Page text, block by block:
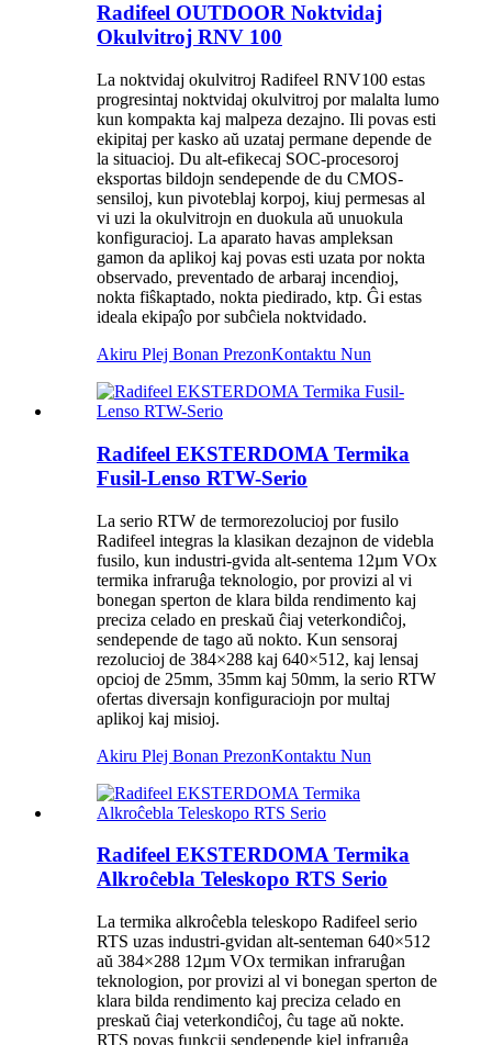
Radifeel OUTDOOR Noktvidaj
Okulvitroj RNV 100
La noktvidaj okulvitroj Radifeel RNV100 estas
progresintaj noktvidaj okulvitroj por malalta lumo
kun kompakta kaj malpeza dezajno. Ili povas esti
ekipitaj per kasko aŭ uzataj permane depende de
la situacioj. Du alt-efikecaj SOC-procesoroj
eksportas bildojn sendepende de du CMOS-
sensiloj, kun pivoteblaj korpoj, kiuj permesas al
vi uzi la okulvitrojn en duokula aŭ unuokula
konfiguracioj. La aparato havas ampleksan
gamon da aplikoj kaj povas esti uzata por nokta
observado, preventado de arbaraj incendioj,
nokta fiŝkaptado, nokta piedirado, ktp. Ĝi estas
ideala ekipaĵo por subĉiela noktvidado.
Akiru Plej Bonan PrezonKontaktu Nun
Radifeel EKSTERDOMA Termika
Fusil-Lenso RTW-Serio
La serio RTW de termorezolucioj por fusilo
Radifeel integras la klasikan dezajnon de videbla
fusilo, kun industri-gvida alt-sentema 12µm VOx
termika infraruĝa teknologio, por provizi al vi
bonegan sperton de klara bilda rendimento kaj
preciza celado en preskaŭ ĉiaj veterkondiĉoj,
sendepende de tago aŭ nokto. Kun sensoraj
rezolucioj de 384×288 kaj 640×512, kaj lensaj
opcioj de 25mm, 35mm kaj 50mm, la serio RTW
ofertas diversajn konfiguraciojn por multaj
aplikoj kaj misioj.
Akiru Plej Bonan PrezonKontaktu Nun
Radifeel EKSTERDOMA Termika
Alkroĉebla Teleskopo RTS Serio
La termika alkroĉebla teleskopo Radifeel serio
RTS uzas industri-gvidan alt-senteman 640×512
aŭ 384×288 12µm VOx termikan infraruĝan
teknologion, por provizi al vi bonegan sperton de
klara bilda rendimento kaj preciza celado en
preskaŭ ĉiaj veterkondiĉoj, ĉu tage aŭ nokte.
RTS povas funkcii sendepende kiel infraruĝa